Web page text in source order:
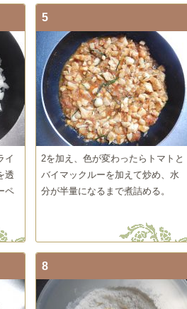
イ
透
ペ
5
2を加え、色が変わったらトマトと
バイマックルーを加えて炒め、水
分が半量になるまで煮詰める。
8